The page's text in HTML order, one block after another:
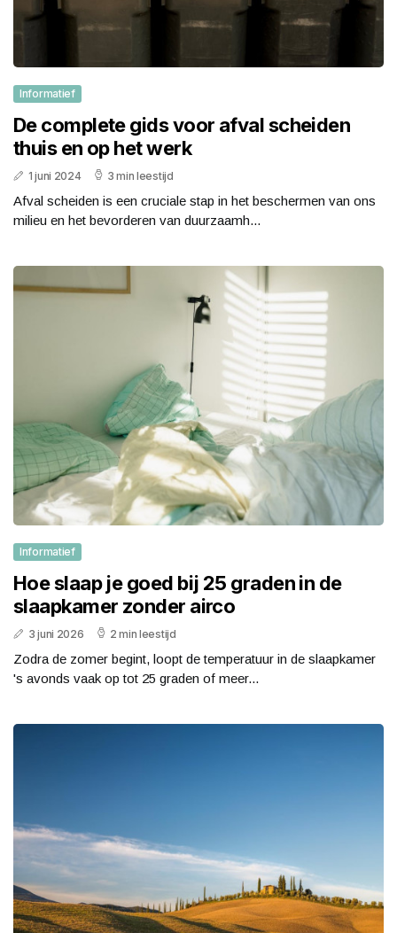
Informatief
De complete gids voor afval scheiden
thuis en op het werk
1 juni 2024 3 min leestijd
Afval scheiden is een cruciale stap in het beschermen van ons
milieu en het bevorderen van duurzaamh...
Informatief
Hoe slaap je goed bij 25 graden in de
slaapkamer zonder airco
3 juni 2026 2 min leestijd
Zodra de zomer begint, loopt de temperatuur in de slaapkamer
's avonds vaak op tot 25 graden of meer...